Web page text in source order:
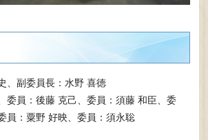
、副委員長：水野 喜徳
委員：後藤 克己、委員：須藤 和臣、委
員：粟野 好映、委員：須永聡